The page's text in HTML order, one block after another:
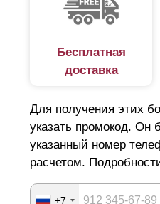
Бесплатная
доставка
Для получения этих
указать промокод. Он
указанный номер
расчетом.
+7